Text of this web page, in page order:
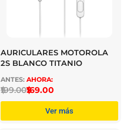
AURICULARES MOTOROLA
2S BLANCO TITANIO
$
199.00$
169.00
Ver más